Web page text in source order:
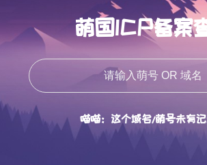
萌国ICP备案
喵喵：这个域名/萌号未有记